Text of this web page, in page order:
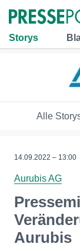
Storys
Alle
14.09.2022 – 13:00
Aurubis AG
Aurubis